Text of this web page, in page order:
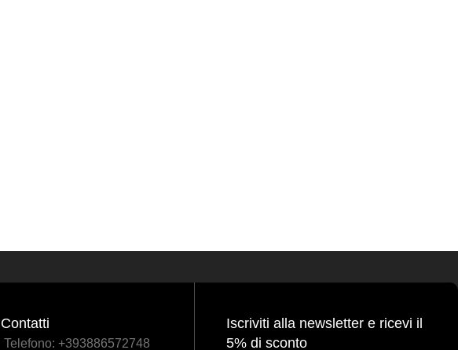
Contatti
Telefono: +393886572748
Iscriviti alla newsletter e ricevi il
5% di sconto